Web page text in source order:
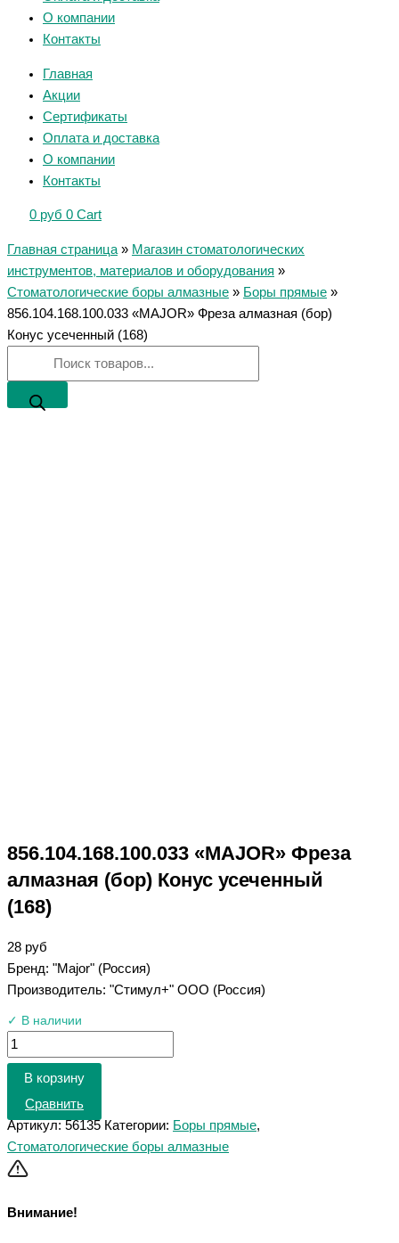
О компании
Контакты
Главная
Акции
Сертификаты
Оплата и доставка
О компании
Контакты
0 руб 0 Cart
Главная страница » Магазин стоматологических
инструментов, материалов и оборудования »
Стоматологические боры алмазные » Боры прямые »
856.104.168.100.033 «MAJOR» Фреза алмазная (бор)
Конус усеченный (168)
856.104.168.100.033 «MAJOR» Фреза
алмазная (бор) Конус усеченный
(168)
28 руб
Бренд: "Major" (Россия)
Производитель: "Стимул+" ООО (Россия)
✓ В наличии
В корзину
Сравнить
Артикул:56135 Категории: Боры прямые,
Стоматологические боры алмазные
Внимание!